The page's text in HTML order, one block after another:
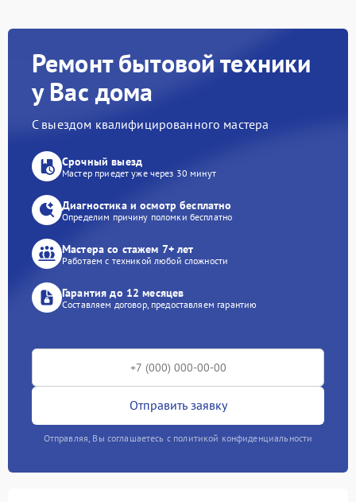
Ремонт бытовой техники
у Вас дома
С выездом квалифицированного мастера
Срочный выезд
Мастер приедет уже через 30 минут
Диагностика и осмотр бесплатно
Определим причину поломки бесплатно
Мастера со стажем 7+ лет
Работаем с техникой любой сложности
Гарантия до 12 месяцев
Составляем договор, предоставляем гарантию
Отправить заявку
Отправляя, Вы соглашаетесь с политикой конфиденциальности